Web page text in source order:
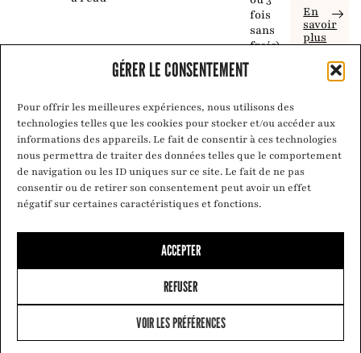
GÉRER LE CONSENTEMENT
Pour offrir les meilleures expériences, nous utilisons des
technologies telles que les cookies pour stocker et/ou accéder aux
informations des appareils. Le fait de consentir à ces technologies
nous permettra de traiter des données telles que le comportement
de navigation ou les ID uniques sur ce site. Le fait de ne pas
consentir ou de retirer son consentement peut avoir un effet
négatif sur certaines caractéristiques et fonctions.
ACCEPTER
REFUSER
VOIR LES PRÉFÉRENCES
0
fois
sans
frais)
En
savoir
plus